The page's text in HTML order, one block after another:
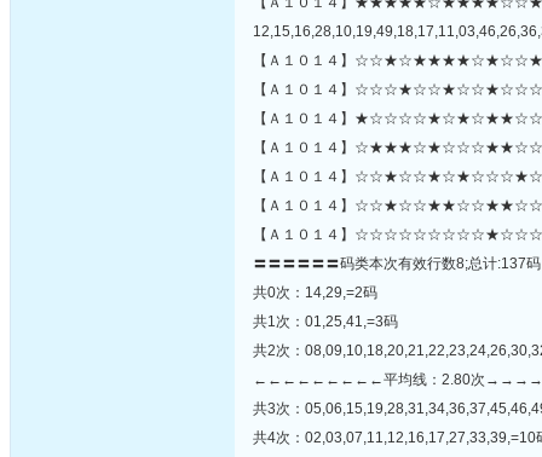
【Ａ１０１４】
【Ａ１０１４】
【Ａ１０１４】
【Ａ１０１４】
【Ａ１０１４】
【Ａ１０１４】
【Ａ１０１４】
〓〓〓〓〓〓码类本次有效行数8;总计:137
共0次：14,29,=2码
共1次：01,25,41,=3码
共2次：
←←←←←←←←←平均线：2.80次
共3次：
共4次：02,03,07,11,12,16,17,27,33,39,=10